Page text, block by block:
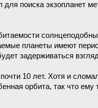
поиска экзопланет
планеты имеют
задерживаться
10 лет. Хотя и
орбита, так что